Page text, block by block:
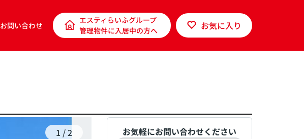
お問い合わせ
エスティらいふグループ
管理物件に入居中の方へ
お気に入り
1 /2 お気軽にお問い合わせください